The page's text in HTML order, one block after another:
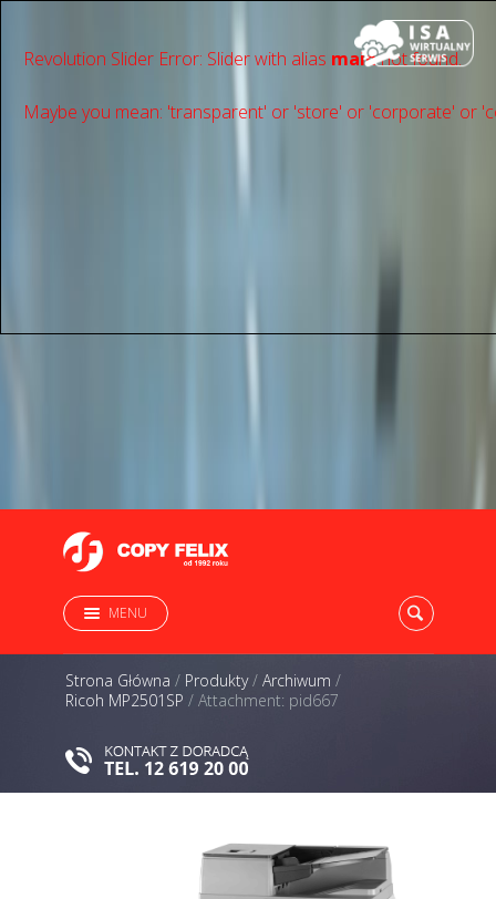
Revolution Slider Error: Slider with alias mainnot found.
Maybe you mean: 'transparent' or 'store' or 'сorporate' or
MENU
Strona Główna / Produkty/ Archiwum /
Ricoh MP2501SP / Attachment: pid667